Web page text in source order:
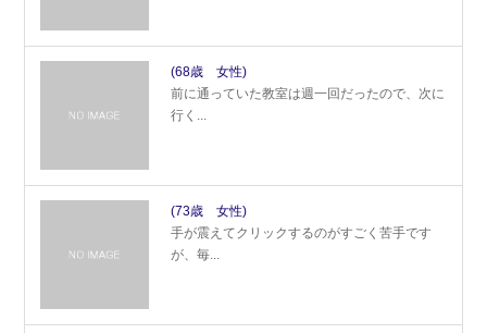
(68歳 女性)
前に通っていた教室は週一回だったので、次に
行く...
(73歳 女性)
手が震えてクリックするのがすごく苦手です
が、毎...